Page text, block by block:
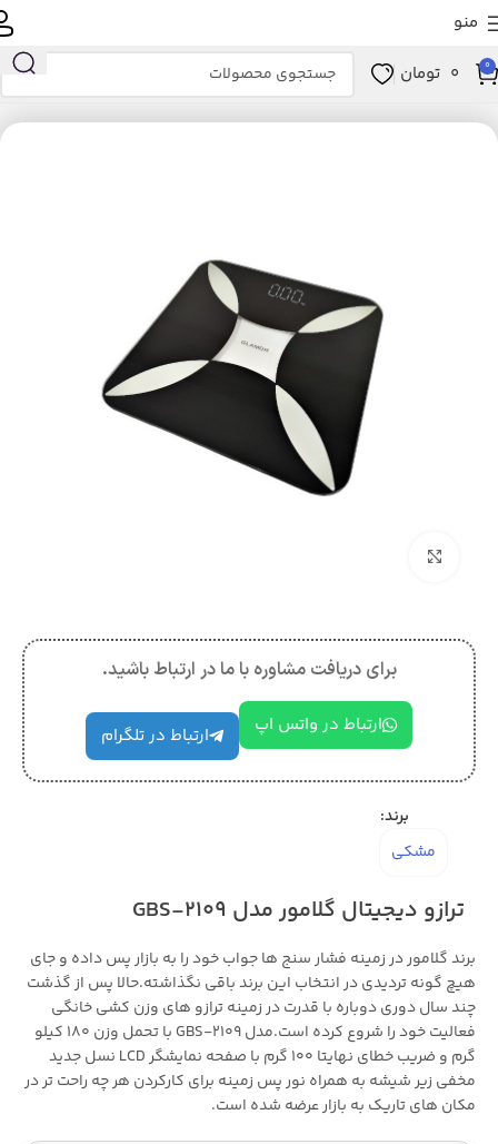
منو
0
0 تومان
خانه زیبایی و سلامت ابزار سلامت تجهیزات پزشکی
برای دریافت مشاوره با ما در ارتباط باشید.
ارتباط در واتس اپ ارتباط در تلگرام
برند:
مشکی
ترازو دیجیتال گلامور مدل GBS-2109
برند گلامور در زمینه فشار سنج ها جواب خود را به بازار پس داده و جای
هیچ گونه تردیدی در انتخاب این برند باقی نگذاشته.حالا پس از گذشت
چند سال دوری دوباره با قدرت در زمینه ترازو های وزن کشی خانگی
فعالیت خود را شروع کرده است.مدل GBS-2109 با تحمل وزن 180 کیلو
گرم و ضریب خطای نهایتا 100 گرم با صفحه نمایشگر LCD نسل جدید
مخفی زیر شیشه به همراه نور پس زمینه برای کارکردن هر چه راحت تر در
مکان های تاریک به بازار عرضه شده است.